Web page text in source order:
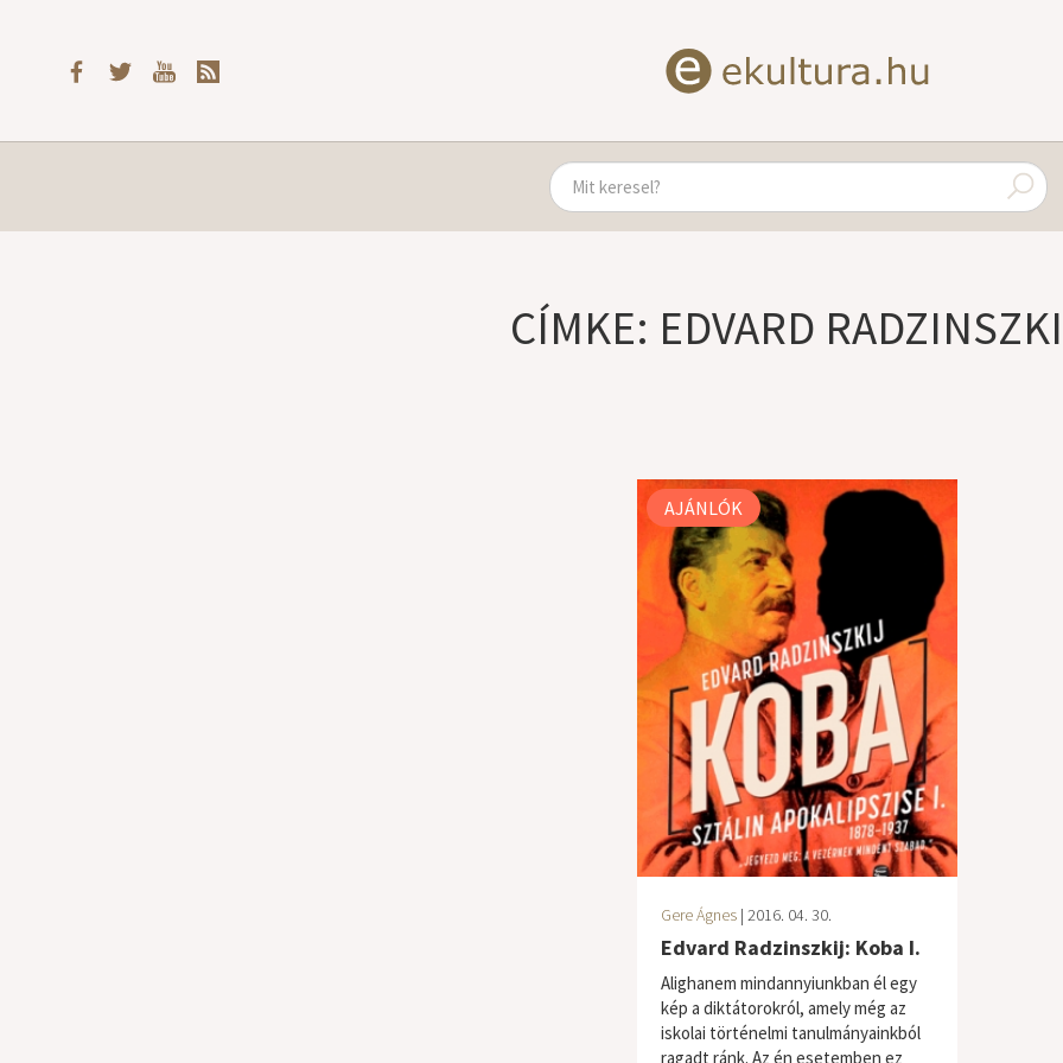
CÍMKE: EDVARD
AJÁNLÓK
Gere Ágnes | 2016. 04. 30.
Edvard Radzinszkij: Koba I.
Alighanem mindannyiunkban él egy
kép a diktátorokról, amely még az
iskolai történelmi tanulmányainkból
ragadt ránk. Az én esetemben ez